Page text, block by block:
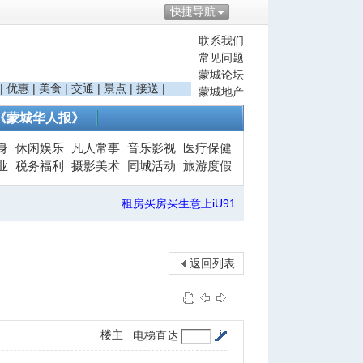
快捷导航
联系我们
常见问题
蒙城论坛
蒙城地产
优惠 | 美食 | 交通 | 景点 | 接送 |
蒙城华人报》
休闲娱乐 凡人常事 音乐影视
医疗保健
税务福利 摄影美术 同城活动 旅游度假
租房买房买生意上iU91
返回列表
电梯直达
楼主